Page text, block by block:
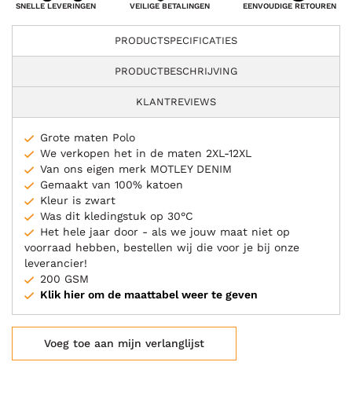
SNELLE LEVERINGEN VEILIGE BETALINGEN EENVOUDIGE RETOUREN
PRODUCTSPECIFICATIES
PRODUCTBESCHRIJVING
KLANTREVIEWS
Grote maten Polo
We verkopen het in de maten 2XL-12XL
Van ons eigen merk MOTLEY DENIM
Gemaakt van 100% katoen
Kleur is zwart
Was dit kledingstuk op 30°C
Het hele jaar door - als we jouw maat niet op
voorraad hebben, bestellen wij die voor je bij onze
leverancier!
200 GSM
Klik hier om de maattabel weer te geven
Voeg toe aan mijn verlanglijst